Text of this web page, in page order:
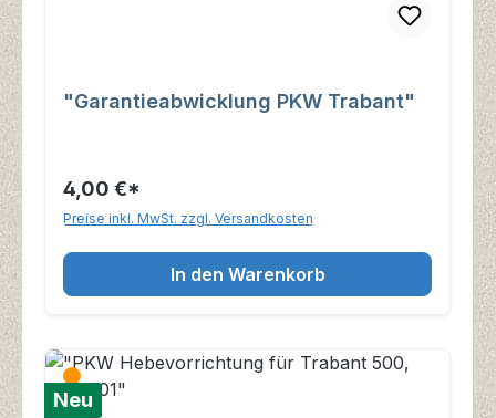
"Garantieabwicklung PKW Trabant"
4,00 €*
Preise inkl. MwSt. zzgl. Versandkosten
In den Warenkorb
Neu